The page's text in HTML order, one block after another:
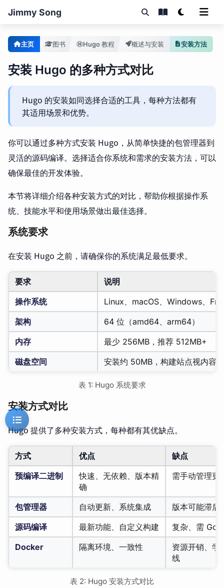
Jimmy Song
主页 图书 Hugo 教程 概述与安装 安装方法
安装 Hugo 的多种方式对比
Hugo 的安装如同选择合适的工具，每种方法都有
其适用场景和优势。
你可以通过多种方式安装 Hugo，从简单快捷的包管理器到
灵活的源码编译。选择适合你系统和需求的安装方法，可以
确保最佳的开发体验。
本节将详细介绍各种安装方式的对比，帮助你根据操作系
统、技能水平和使用场景做出最佳选择。
系统要求
在安装 Hugo 之前，请确保你的系统满足最低要求。
要求
说明
操作系统
Linux、macOS、Windows、
架构
64 位（amd64、arm64）
内存
最少 256MB，推荐 512MB+
磁盘空间
安装约 50MB，构建站点视内容
表 1: Hugo 系统要求
安装方式对比
Hugo 提供了多种安装方式，每种都有其优缺点。
方式 优点
缺点
预编译二进制
快速、无依赖、版本精
确
需手动管理更
包管理器 自动更新、系统集成
版本可能滞后
源码编译
最新功能、自定义构建
复杂、需 Go
Docker
隔离环境、一致性
资源开销、学
线
表 2: Hugo 安装方式对比